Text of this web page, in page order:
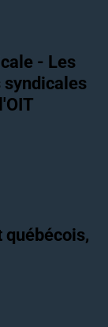
- Les
québécois,